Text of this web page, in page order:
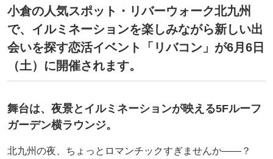
小倉の人気スポット・リバーウォーク北九州
で、イルミネーションを楽しみながら新しい出
会いを探す恋活イベント「リバコン」が6月6日
（土）に開催されます。
舞台は、夜景とイルミネーションが映える5Fルーフ
ガーデン横ラウンジ。
北九州の夜、ちょっとロマンチックすぎませんか――？